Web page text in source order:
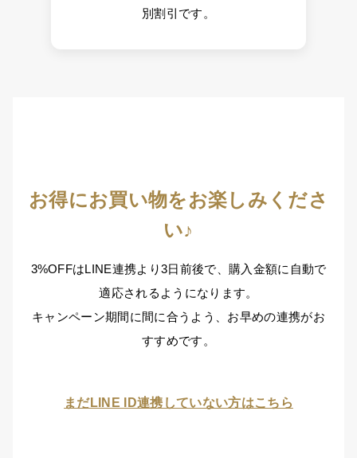
別割引です。
お得にお買い物をお楽しみくださ
い♪
3%OFFはLINE連携より3日前後で、購入金額に自動で
適応されるようになります。
キャンペーン期間に間に合うよう、お早めの連携がお
すすめです。
まだLINE ID連携していない方はこちら